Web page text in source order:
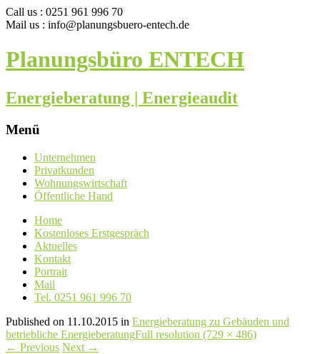
Call us : 0251 961 996 70
Mail us : info@planungsbuero-entech.de
Planungsbüro ENTECH
Energieberatung | Energieaudit
Menü
Skip
content
Unter­nehmen
Pri­vat­kunden
Woh­nungs­wirt­schaft
Öffent­liche Hand
Home
Kos­ten­loses Erstgespräch
Aktu­elles
Kontakt
Por­trait
Mail
Tel. 0251 961 996 70
Published on 11.10.2015 in Energie­beratung zu Gebäuden und
betrieb­liche EnergieberatungFull resolution (729 × 486)
← Previous Next →